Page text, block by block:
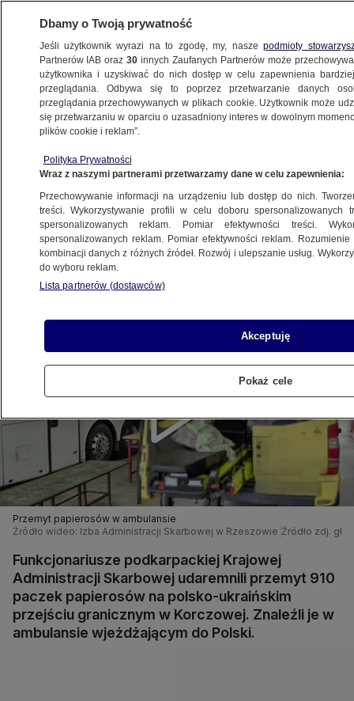
RZESZÓW
znaleźli coś, o czym nie wspomniała
Oprac.Martyna Sokołowska
10.06.2026, 19:00
Posłuchaj artykułu
Czyta lektor AI
Przemyt papierosów w ambulansie
Źródło wideo: Izba Administracji Skarbowej w Rzeszowie Źródło zdj.
Funkcjonariusze podkarpackiej Krajowej
Administracji Skarbowej udaremnili przemyt 910
paczek papierosów na polsko-ukraińskim
przejściu granicznym w Korczowej. Znaleźli je w
ambulansie wjeżdżającym do Polski.
Dbamy o Twoją prywatność
Jeśli użytkownik wyrazi na to zgodę, my, naszepodmioty
Partnerów IAB oraz30 innych Zaufanych Partnerów może
użytkownika i uzyskiwać do nich dostęp w celu zapewnienia
przeglądania. Odbywa się to poprzez przetwarzanie danych
przeglądania przechowywanych w plikach cookie. Użytkownik może
się przetwarzaniu w oparciu o uzasadniony interes w dowolnym
plików cookie i reklam”.
Polityka Prywatności
Wraz z naszymi partnerami przetwarzamy dane w celu zapewnienia:
Przechowywanie informacji na urządzeniu lub dostęp do nich.
treści. Wykorzystywanie profili w celu doboru spersonalizowanych
spersonalizowanych reklam. Pomiar efektywności treści.
spersonalizowanych reklam. Pomiar efektywności reklam.
kombinacji danych z różnych źródeł. Rozwój i ulepszanie usług.
do wyboru reklam.
Lista partnerów (dostawców)
Akceptuję
Pokaż cele